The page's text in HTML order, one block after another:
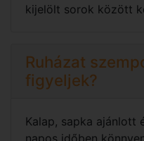
kijelölt sorok között
Ruházat
figyeljek?
Kalap, sapka ajánlott
napos időben